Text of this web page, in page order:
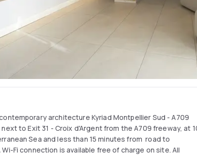
architecture Kyriad Montpellier Sud - A709
to Exit 31 - Croix d'Argent from the A709 freeway, at
Sea and less than 15 minutes from road to
Fi connection is available free of charge on site. All